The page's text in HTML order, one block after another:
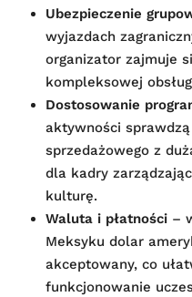
Ubezpieczenie
wyjazdach
organizator zajmuje
kompleksowej
Dostosowanie
aktywności
sprzedażowego z
dla kadry
kulturę.
Waluta i płatności –
Meksyku dolar
akceptowany, co
funkcjonowanie